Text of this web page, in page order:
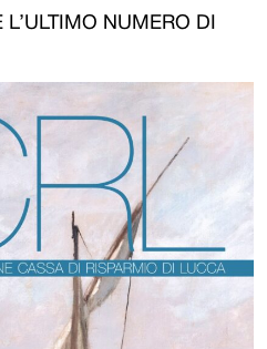
L’ULTIMO NUMERO DI